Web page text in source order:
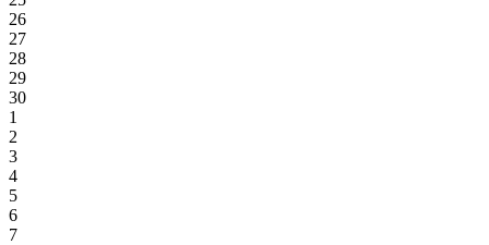
26
27
28
29
30
1
2
3
4
5
6
7